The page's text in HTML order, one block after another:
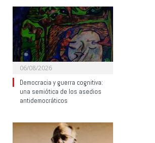
06/08/2026
Democracia y guerra cognitiva:
una semiótica de los asedios
antidemocráticos